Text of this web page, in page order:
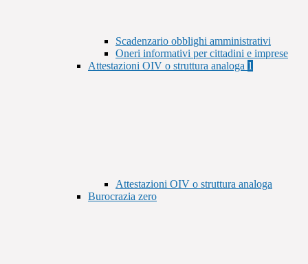
Scadenzario obblighi amministrativi
Oneri informativi per cittadini e imprese
Attestazioni OIV o struttura analoga 1
Attestazioni OIV o struttura analoga
Burocrazia zero